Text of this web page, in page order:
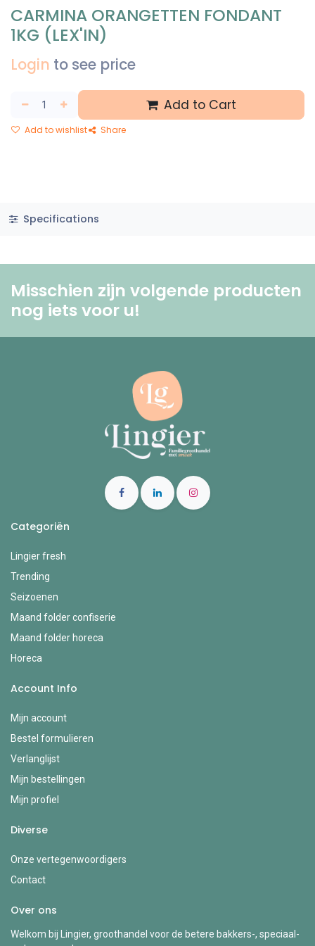
CARMINA ORANGETTEN FONDANT
1KG (LEX'IN)
Login to see price
Add to Cart
Add to wishlist Share
Specifications
Misschien zijn volgende producten
nog iets voor u! ​
Categoriën
Lingier fresh
Trending
Seizoenen
Maand folder confiserie
Maand folder horeca
Horeca
Account Info
Mijn account
Bestel formulieren
Verlanglijst
Mijn bestellingen
Mijn profiel
Diverse
Onze vertegenwoordigers
Contact
Over ons
Welkom bij Lingier, groothandel voor de betere bakkers-, speciaal-